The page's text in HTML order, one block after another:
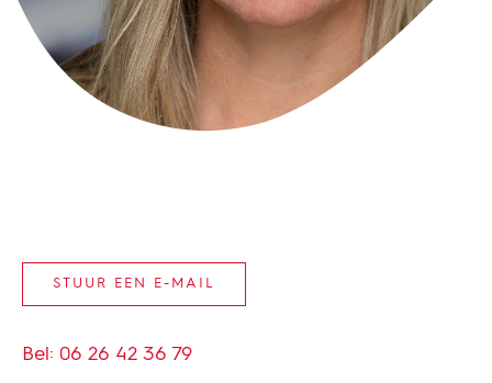
STUUR EEN E-MAIL
Bel: 06 26 42 36 79